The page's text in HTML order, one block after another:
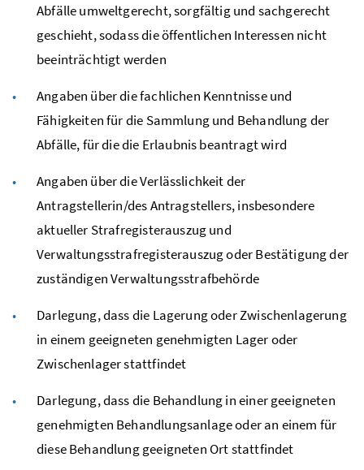
Abfälle umweltgerecht, sorgfältig und sachgerecht
geschieht, sodass die öffentlichen Interessen nicht
beeinträchtigt werden
Angaben über die fachlichen Kenntnisse und
Fähigkeiten für die Sammlung und Behandlung der
Abfälle, für die die Erlaubnis beantragt wird
Angaben über die Verlässlichkeit der
Antragstellerin/des Antragstellers, insbesondere
aktueller Strafregisterauszug und
Verwaltungsstrafregisterauszug oder Bestätigung der
zuständigen Verwaltungsstrafbehörde
Darlegung, dass die Lagerung oder Zwischenlagerung
in einem geeigneten genehmigten Lager oder
Zwischenlager stattfindet
Darlegung, dass die Behandlung in einer geeigneten
genehmigten Behandlungsanlage oder an einem für
diese Behandlung geeigneten Ort stattfindet